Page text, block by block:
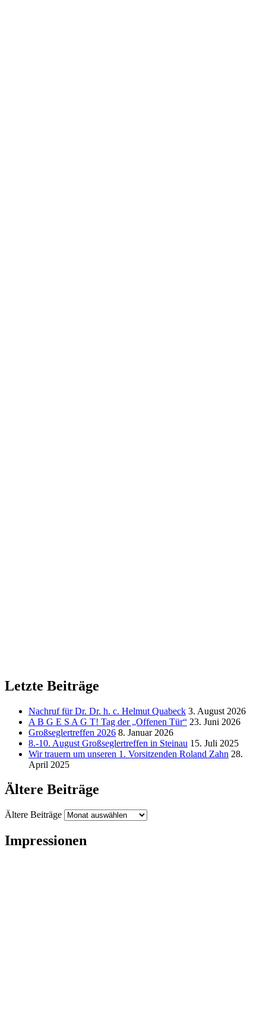
Letzte Beiträge
Nachruf für Dr. Dr. h. c. Helmut Quabeck 3. August 2026
A B G E S A G T! Tag der „Offenen Tür“ 23. Juni 2026
Großseglertreffen 2026 8. Januar 2026
8.-10. August Großseglertreffen in Steinau 15. Juli 2025
Wir trauern um unseren 1. Vorsitzenden Roland Zahn 28.
April 2025
Ältere Beiträge
Ältere Beiträge
Impressionen